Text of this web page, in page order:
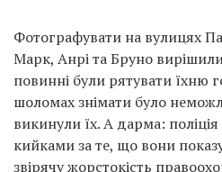
Фотографувати на вулицях
Марк, Анрі та Бруно
повинні були рятувати їхню
шоломах знімати було
викинули їх. А дарма:
кийками за те, що вони
звірячу жорстокість